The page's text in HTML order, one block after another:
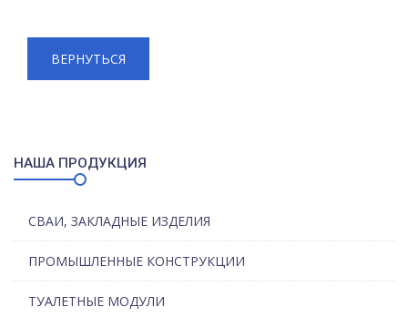
ВЕРНУТЬСЯ
НАША ПРОДУКЦИЯ
СВАИ, ЗАКЛАДНЫЕ ИЗДЕЛИЯ
ПРОМЫШЛЕННЫЕ КОНСТРУКЦИИ
ТУАЛЕТНЫЕ МОДУЛИ